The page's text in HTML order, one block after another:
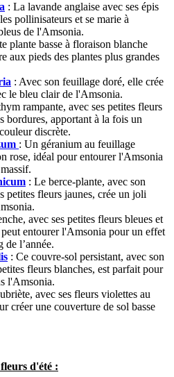
: La lavande anglaise avec ses épis
pollinisateurs et se marie à
de l'Amsonia.
plante basse à floraison blanche
aux pieds des plantes plus grandes
: Avec son feuillage doré, elle crée
le bleu clair de l'Amsonia.
rampante, avec ses petites fleurs
bordures, apportant à la fois un
discrète.
: Un géranium au feuillage
rose, idéal pour entourer l'Amsonia
: Le berce-plante, avec son
petites fleurs jaunes, crée un joli
avec ses petites fleurs bleues et
entourer l'Amsonia pour un effet
de l’année.
: Ce couvre-sol persistant, avec son
fleurs blanches, est parfait pour
l'Amsonia.
avec ses fleurs violettes au
créer une couverture de sol basse
d'été :